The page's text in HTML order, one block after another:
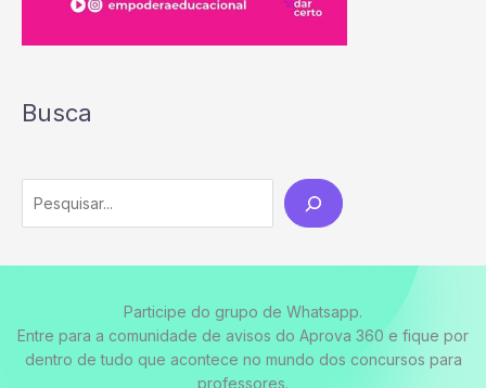
Busca
Participe do grupo de Whatsapp.
Entre para a comunidade de avisos do Aprova 360 e fique por
dentro de tudo que acontece no mundo dos concursos para
professores.